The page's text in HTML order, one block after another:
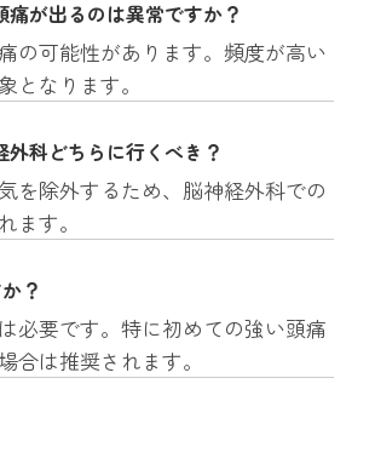
痛が出るのは異常ですか？
の可能性があります。頻度が高い
となります。
外科どちらに行くべき？
を除外するため、脳神経外科での
ます。
？
必要です。特に初めての強い頭痛
合は推奨されます。